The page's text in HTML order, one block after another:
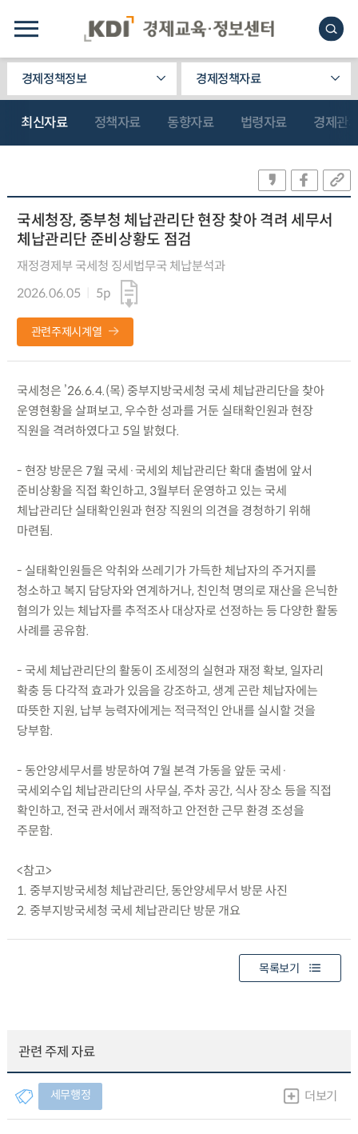
경제정책정보 경제정책자료
최신자료 정책자료 동향자료 법령자료 경제관
국세청장, 중부청 체납관리단 현장 찾아 격려 세무서
체납관리단 준비상황도 점검
재정경제부 국세청 징세법무국 체납분석과
2026.06.05
5p
관련주제시계열
국세청은 ’26.6.4.(목) 중부지방국세청 국세 체납관리단을 찾아
운영현황을 살펴보고, 우수한 성과를 거둔 실태확인원과 현장
직원을 격려하였다고 5일 밝혔다.
- 현장 방문은 7월 국세·국세외 체납관리단 확대 출범에 앞서
준비상황을 직접 확인하고, 3월부터 운영하고 있는 국세
체납관리단 실태확인원과 현장 직원의 의견을 경청하기 위해
마련됨.
- 실태확인원들은 악취와 쓰레기가 가득한 체납자의 주거지를
청소하고 복지 담당자와 연계하거나, 친인척 명의로 재산을 은닉한
혐의가 있는 체납자를 추적조사 대상자로 선정하는 등 다양한 활동
사례를 공유함.
- 국세 체납관리단의 활동이 조세정의 실현과 재정 확보, 일자리
확충 등 다각적 효과가 있음을 강조하고, 생계 곤란 체납자에는
따뜻한 지원, 납부 능력자에게는 적극적인 안내를 실시할 것을
당부함.
- 동안양세무서를 방문하여 7월 본격 가동을 앞둔 국세·
국세외수입 체납관리단의 사무실, 주차 공간, 식사 장소 등을 직접
확인하고, 전국 관서에서 쾌적하고 안전한 근무 환경 조성을
주문함.
<참고>
1. 중부지방국세청 체납관리단, 동안양세무서 방문 사진
2. 중부지방국세청 국세 체납관리단 방문 개요
목록보기
관련 주제 자료
세무행정 더보기